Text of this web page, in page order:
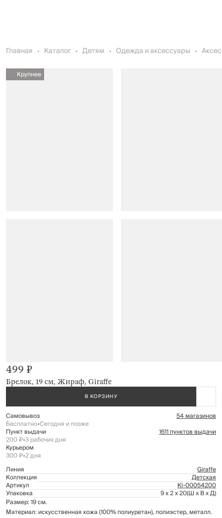
Главная Каталог Детям Одежда и аксессуары
Крупнее
Брелок, 19 см, Жираф, Giraffe
499 ₽
В КОРЗИНУ
Самовывоз 54 магазинов
Бесплатно•Сегодня и позже
Пункт выдачи 1611 пунктов выдачи
200 ₽•3 рабочих дня
Курьером
300 ₽•2 дня
Линия
Giraffe
Коллекция Детская
Артикул Kl-00054200
Упаковка 9 x 2 x 20(Ш x В x Д)
Размер: 19 см.
Материал: искусственная кожа (100% полиуретан), полиэстер, металл.